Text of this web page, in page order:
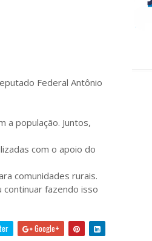
Federal Antônio
a população. Juntos,
com o apoio do
comunidades rurais.
fazendo isso
Google+